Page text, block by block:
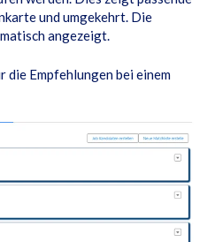
und umgekehrt. Die
angezeigt.
Empfehlungen bei einem